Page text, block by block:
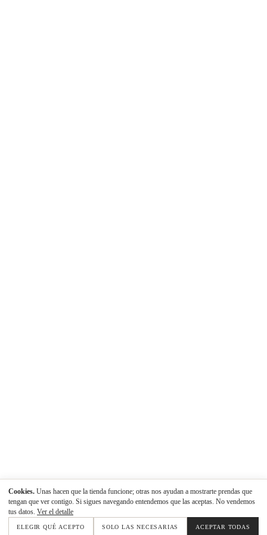
Cookies. Unas hacen que la tienda funcione; otras nos ayudan a mostrarte prendas que
tengan que ver contigo. Si sigues navegando entendemos que las aceptas. No vendemos
tus datos. Ver el detalle
ELEGIR QUÉ ACEPTO SOLO LAS NECESARIAS ACEPTAR TODAS